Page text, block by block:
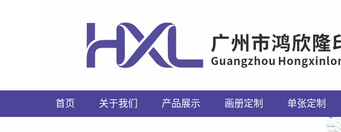
首页 关于我们 产品展示 画册定制 单张定制